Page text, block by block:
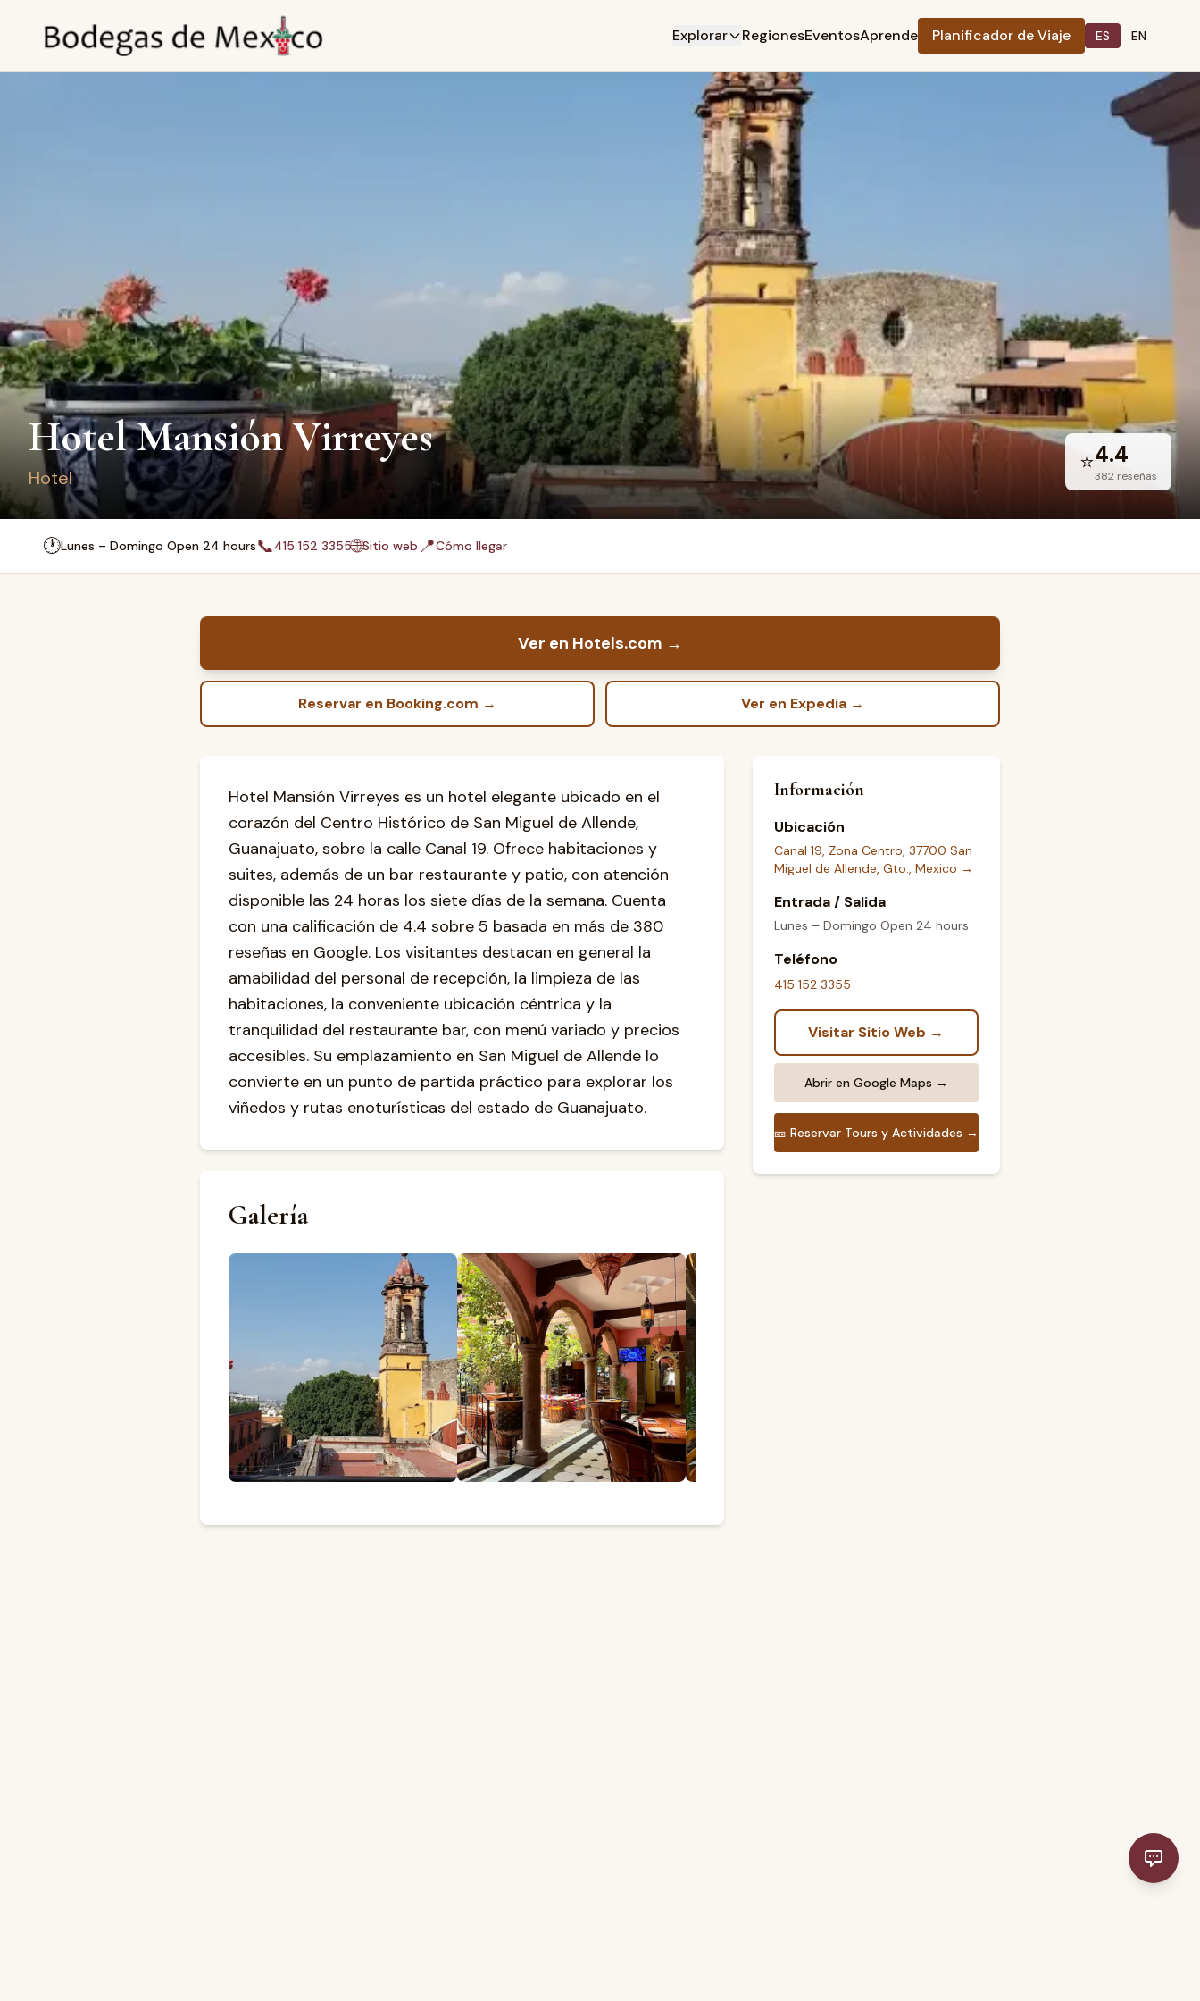
Explorar RegionesEventosAprende Planificador de Viaje ES EN
Hotel Mansión Virreyes
Hotel
⭐4.4
382 reseñas
🕐Lunes – Domingo Open 24 hours📞415 152 3355🌐Sitio web 📍Cómo llegar
Ver en Hotels.com →
Reservar en Booking.com → Ver en Expedia →
Hotel Mansión Virreyes es un hotel elegante ubicado en el
corazón del Centro Histórico de San Miguel de Allende,
Guanajuato, sobre la calle Canal 19. Ofrece habitaciones y
suites, además de un bar restaurante y patio, con atención
disponible las 24 horas los siete días de la semana. Cuenta
con una calificación de 4.4 sobre 5 basada en más de 380
reseñas en Google. Los visitantes destacan en general la
amabilidad del personal de recepción, la limpieza de las
habitaciones, la conveniente ubicación céntrica y la
tranquilidad del restaurante bar, con menú variado y precios
accesibles. Su emplazamiento en San Miguel de Allende lo
convierte en un punto de partida práctico para explorar los
viñedos y rutas enoturísticas del estado de Guanajuato.
Galería
Información
Ubicación
Canal 19, Zona Centro, 37700 San
Miguel de Allende, Gto., Mexico →
Entrada / Salida
Lunes – Domingo Open 24 hours
Teléfono
415 152 3355
Visitar Sitio Web →
Abrir en Google Maps →
🎫 Reservar Tours y Actividades →